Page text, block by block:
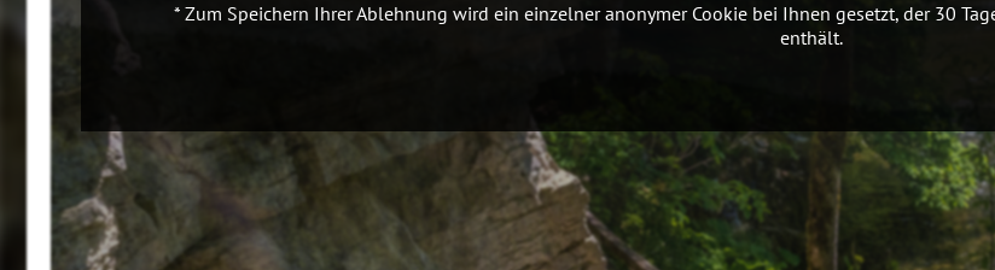
* Zum Speichern Ihrer Ablehnung wird ein einzelner anonymer Cookie bei Ihnen gesetzt, der 30
enthält.